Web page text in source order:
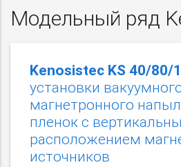
Модельный ряд
Kenosistec KS 40/80/
установки
магнетронного
пленок c
расположением
источников